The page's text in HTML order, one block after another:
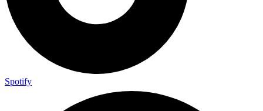
Spotify